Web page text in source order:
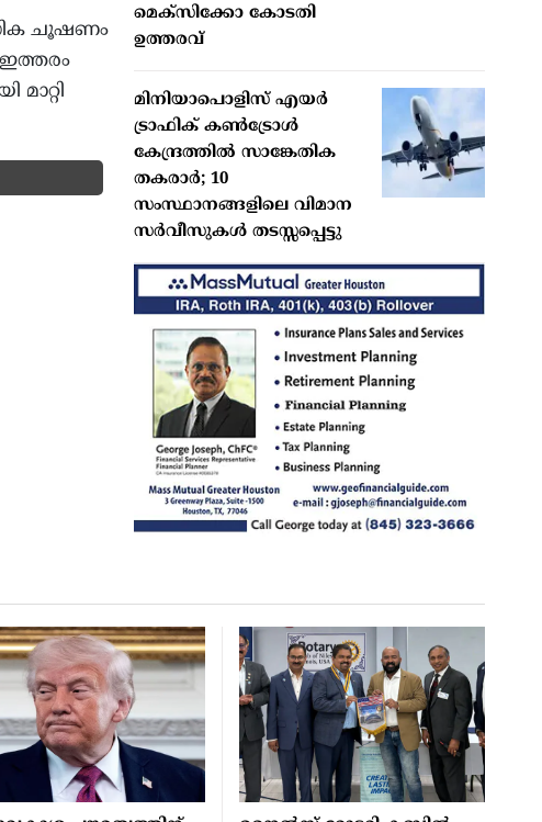
ചൂഷണം
ഇത്തരം
മെക്‌സിക്കോ കോടതി
ഉത്തരവ്
മിനിയാപൊളിസ് എയര്‍
ട്രാഫിക് കണ്‍ട്രോള്‍
കേന്ദ്രത്തില്‍ സാങ്കേതിക
തകരാര്‍; 10
സംസ്ഥാനങ്ങളിലെ വിമാന
സര്‍വീസുകള്‍ തടസ്സപ്പെട്ടു